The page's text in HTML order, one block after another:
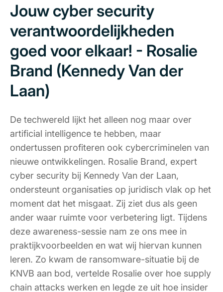
Jouw cyber security
verantwoordelijkheden
goed voor elkaar! - Rosalie
Brand (Kennedy Van der
Laan)
De techwereld lijkt het alleen nog maar over
artificial intelligence te hebben, maar
ondertussen profiteren ook cybercriminelen van
nieuwe ontwikkelingen. Rosalie Brand, expert
cyber security bij Kennedy Van der Laan,
ondersteunt organisaties op juridisch vlak op het
moment dat het misgaat. Zij ziet dus als geen
ander waar ruimte voor verbetering ligt. Tijdens
deze awareness-sessie nam ze ons mee in
praktijkvoorbeelden en wat wij hiervan kunnen
leren. Zo kwam de ransomware-situatie bij de
KNVB aan bod, vertelde Rosalie over hoe supply
chain attacks werken en legde ze uit hoe insider